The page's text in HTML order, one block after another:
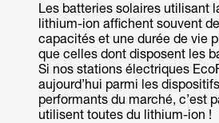
Les batteries solaires utilisant
lithium-ion affichent souvent
capacités et une durée de vie
que celles dont disposent les
Si nos stations électriques
aujourd’hui parmi les
performants du marché, c’est
utilisent toutes du lithium-ion !